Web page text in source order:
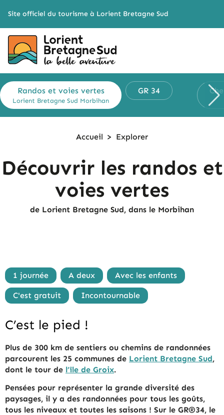
Site officiel du tourisme à Lorient Bretagne Sud
Randos et voies vertes
Lorient Bretagne Sud Morbihan
GR 34
Accueil > Explorer
Découvrir les randos et
voies vertes
de Lorient Bretagne Sud, dans le Morbihan
1 journée A deux Avec les enfants
C'est gratuit Incontournable
C’est le pied !
Plus de 300 km de sentiers ou chemins de randonnées
parcourent les 25 communes de Lorient Bretagne Sud,
dont le tour de l’île de Groix.
Pensées pour représenter la grande diversité des
paysages, il y a des randonnées pour tous les goûts,
tous les niveaux et toutes les saisons ! Sur le GR®34, le